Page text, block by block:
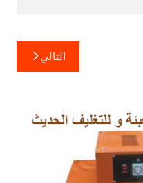
التالي